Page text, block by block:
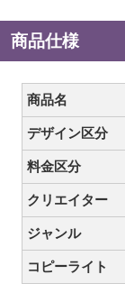
商品仕様
商品名
デザイン区分
料金区分
クリエイター
ジャンル
コピーライト